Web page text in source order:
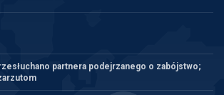
partnera podejrzanego o zabójstwo;